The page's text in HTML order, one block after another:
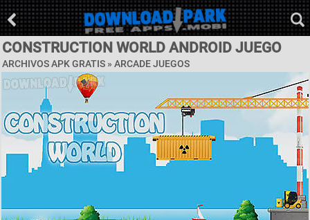
CONSTRUCTION WORLD ANDROID JUEGO
ARCHIVOS APK GRATIS » ARCADE JUEGOS